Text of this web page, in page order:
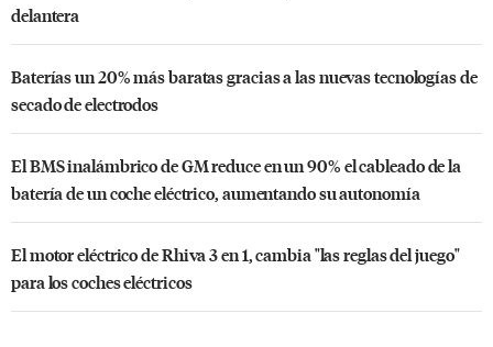
delantera
Baterías un 20% más baratas gracias a las nuevas tecnologías de
secado de electrodos
El BMS inalámbrico de GM reduce en un 90% el cableado de la
batería de un coche eléctrico, aumentando su autonomía
El motor eléctrico de Rhiva 3 en 1, cambia "las reglas del juego"
para los coches eléctricos